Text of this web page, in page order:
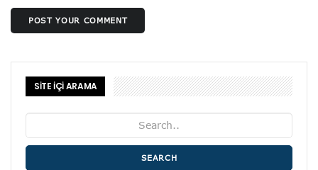
POST YOUR COMMENT
SİTE İÇİ ARAMA
SEARCH